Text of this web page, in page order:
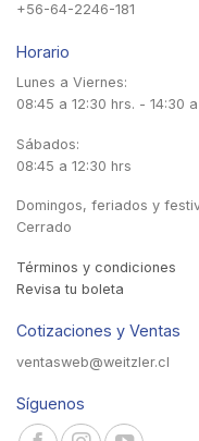
+56-64-2246-181
Horario
Lunes a Viernes:
08:45 a 12:30 hrs. - 14:30
Sábados:
08:45 a 12:30 hrs
Domingos, feriados y
Cerrado
Términos y condiciones
Revisa tu boleta
Cotizaciones y Ventas
ventasweb@weitzler.cl
Síguenos